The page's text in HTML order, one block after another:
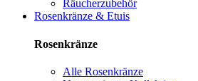
Räucherzubehör
Rosenkränze & Etuis
Rosenkränze
Alle Rosenkränze